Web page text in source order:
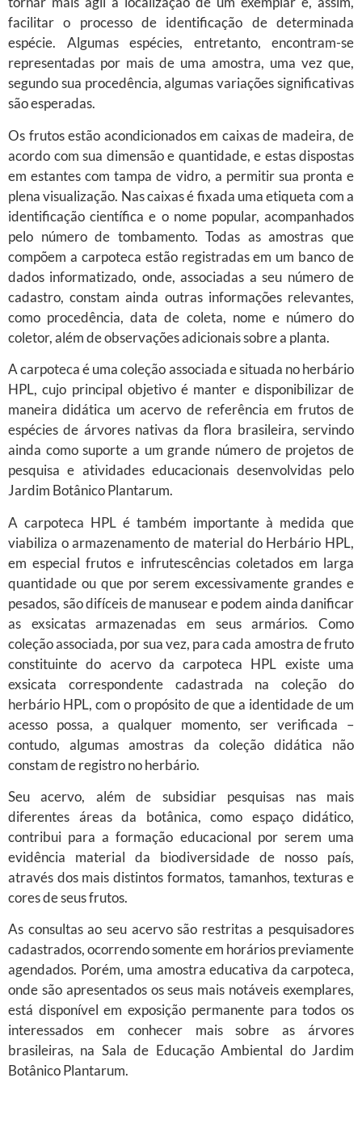
facilitar o processo de identificação de determinada
espécie. Algumas espécies, entretanto, encontram-se
representadas por mais de uma amostra, uma vez que,
segundo sua procedência, algumas variações significativas
são esperadas.
Os frutos estão acondicionados em caixas de madeira, de
acordo com sua dimensão e quantidade, e estas dispostas
em estantes com tampa de vidro, a permitir sua pronta e
plena visualização. Nas caixas é fixada uma etiqueta com a
identificação científica e o nome popular, acompanhados
pelo número de tombamento. Todas as amostras que
compõem a carpoteca estão registradas em um banco de
dados informatizado, onde, associadas a seu número de
cadastro, constam ainda outras informações relevantes,
como procedência, data de coleta, nome e número do
coletor, além de observações adicionais sobre a planta.
A carpoteca é uma coleção associada e situada no herbário
HPL, cujo principal objetivo é manter e disponibilizar de
maneira didática um acervo de referência em frutos de
espécies de árvores nativas da flora brasileira, servindo
ainda como suporte a um grande número de projetos de
pesquisa e atividades educacionais desenvolvidas pelo
Jardim Botânico Plantarum.
A carpoteca HPL é também importante à medida que
viabiliza o armazenamento de material do Herbário HPL,
em especial frutos e infrutescências coletados em larga
quantidade ou que por serem excessivamente grandes e
pesados, são difíceis de manusear e podem ainda danificar
as exsicatas armazenadas em seus armários. Como
coleção associada, por sua vez, para cada amostra de fruto
constituinte do acervo da carpoteca HPL existe uma
exsicata correspondente cadastrada na coleção do
herbário HPL, com o propósito de que a identidade de um
acesso possa, a qualquer momento, ser verificada –
contudo, algumas amostras da coleção didática não
constam de registro no herbário.
Seu acervo, além de subsidiar pesquisas nas mais
diferentes áreas da botânica, como espaço didático,
contribui para a formação educacional por serem uma
evidência material da biodiversidade de nosso país,
através dos mais distintos formatos, tamanhos, texturas e
cores de seus frutos.
As consultas ao seu acervo são restritas a pesquisadores
cadastrados, ocorrendo somente em horários previamente
agendados. Porém, uma amostra educativa da carpoteca,
onde são apresentados os seus mais notáveis exemplares,
está disponível em exposição permanente para todos os
interessados em conhecer mais sobre as árvores
brasileiras, na Sala de Educação Ambiental do Jardim
Botânico Plantarum.